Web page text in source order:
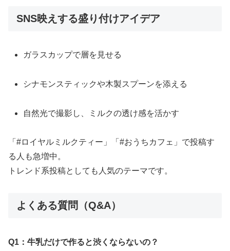
SNS映えする盛り付けアイデア
ガラスカップで層を見せる
シナモンスティックや木製スプーンを添える
自然光で撮影し、ミルクの透け感を活かす
「#ロイヤルミルクティー」「#おうちカフェ」で投稿す
る人も急増中。
トレンド系投稿としても人気のテーマです。
よくある質問（Q&A）
Q1：牛乳だけで作ると渋くならないの？